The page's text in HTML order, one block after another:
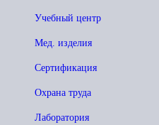
Учебный центр
Мед. изделия
Сертификация
Охрана труда
Лаборатория